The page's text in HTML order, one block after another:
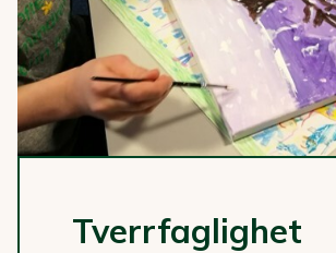
Tverrfaglighet